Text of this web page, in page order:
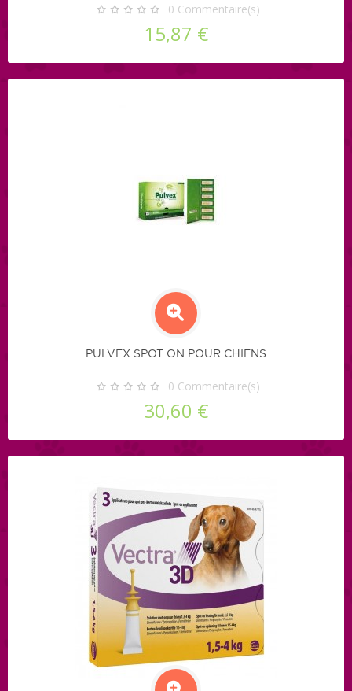
0 Commentaire(s)
15,87 €
PULVEX SPOT ON POUR CHIENS
0 Commentaire(s)
30,60 €